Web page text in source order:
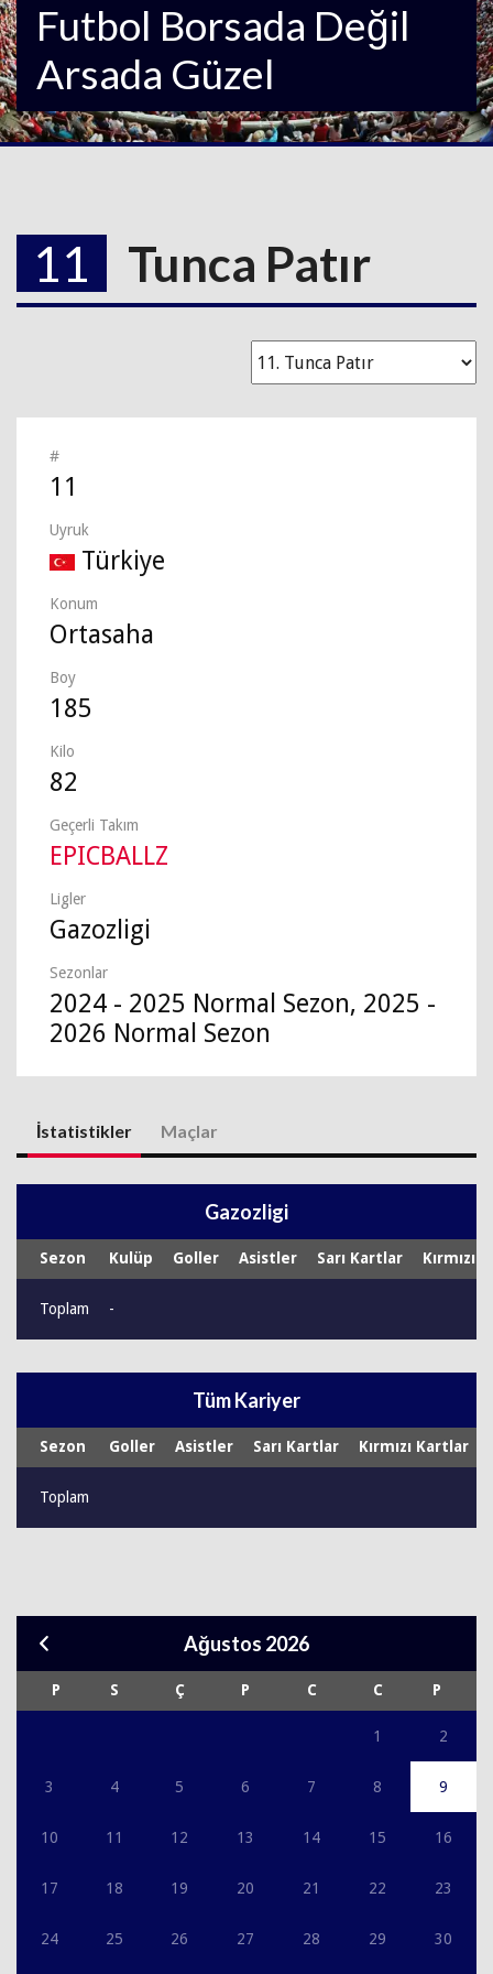
Futbol Borsada Değil
Arsada Güzel
11 Tunca Patır
#
11
Uyruk
Türkiye
Konum
Ortasaha
Boy
185
Kilo
82
Geçerli Takım
EPICBALLZ
Ligler
Gazozligi
Sezonlar
2024 - 2025 Normal Sezon, 2025 -
2026 Normal Sezon
İstatistikler Maçlar
Gazozligi
Sezon Kulüp Goller Asistler Sarı Kartlar Kırmızı
Toplam -
Tüm Kariyer
Sezon Goller Asistler Sarı Kartlar Kırmızı Kartlar
Toplam
Ağustos 2026
P S Ç P C C P
1 2
3 4 5 6 7 8 9
10 11 12 13 14 15 16
17 18 19 20 21 22 23
24 25 26 27 28 29 30